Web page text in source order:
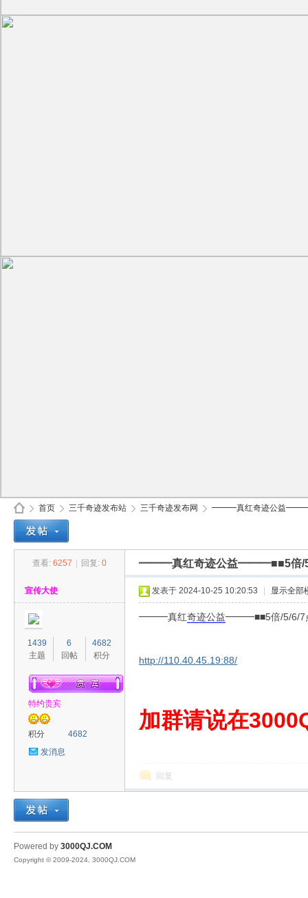
QJ
首页
›
三千奇迹发布站 三千奇迹发布网
›
━━━真红奇迹公益
查看: 6257 回复: 0 ━━━真红奇迹公益━━━■■5倍/5/
宣传大使
1439
主题
6
回帖
4682
积分
特约贵宾
积分
4682
发消息
发表于 2024-10-25 10:20:53 显示全部
━━━真红奇迹公益━━━■■5倍/5/6/7
http://110.40.45.19:88/
加群请说在
回复
Powered by 3000QJ.COM
Copyright © 2009-2024, 3000QJ.COM